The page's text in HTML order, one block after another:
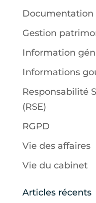
Documentation
Gestion
Information
Informations
Responsabilité
(RSE)
RGPD
Vie des affaires
Vie du cabinet
Articles récents